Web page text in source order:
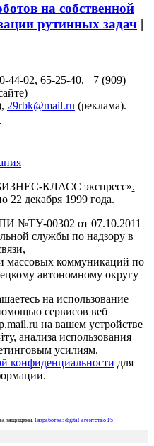
на собственной
рутинных задач |
44-02, 65-25-40, +7 (909)
29rbk@mail.ru (реклама).
КЛАСС экспресс».
22 декабря 1999 года.
№ТУ-00302 от 07.10.2011
службы по надзору в
массовых коммуникаций по
автономному округу
на использование
сервисов веб
на вашем устройстве
анализа использования
усилиям.
конфиденциальности для
защищены. Разработка: digital-агентство F5